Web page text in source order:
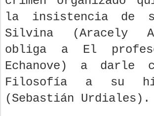
la insistencia de
Silvina (Aracely
obliga a El
Echanove) a darle
Filosofía a su
(Sebastián Urdiales).